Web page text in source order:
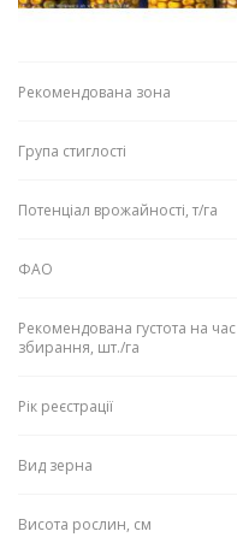
Рекомендована зона
Група стиглості
Потенціал врожайності, т/га
ФАО
Рекомендована густота на час
збирання, шт./га
Рік реєстрації
Вид зерна
Висота рослин, см